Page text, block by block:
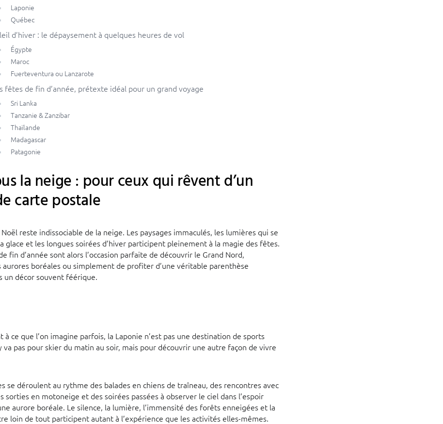
Laponie
Québec
d’hiver : le dépaysement à quelques heures de vol
Égypte
Maroc
Fuerteventura ou Lanzarote
fêtes de fin d’année, prétexte idéal pour un grand voyage
Sri Lanka
Tanzanie & Zanzibar
Thaïlande
Madagascar
Patagonie
la neige : pour ceux qui rêvent d’un
carte postale
reste indissociable de la neige. Les paysages immaculés, les lumières qui se
glace et les longues soirées d’hiver participent pleinement à la magie des fêtes.
fin d’année sont alors l’occasion parfaite de découvrir le Grand Nord,
aurores boréales ou simplement de profiter d’une véritable parenthèse
un décor souvent féérique.
à ce que l’on imagine parfois, la Laponie n’est pas une destination de sports
va pas pour skier du matin au soir, mais pour découvrir une autre façon de vivre
se déroulent au rythme des balades en chiens de traîneau, des rencontres avec
sorties en motoneige et des soirées passées à observer le ciel dans l’espoir
aurore boréale. Le silence, la lumière, l’immensité des forêts enneigées et la
loin de tout participent autant à l’expérience que les activités elles-mêmes.